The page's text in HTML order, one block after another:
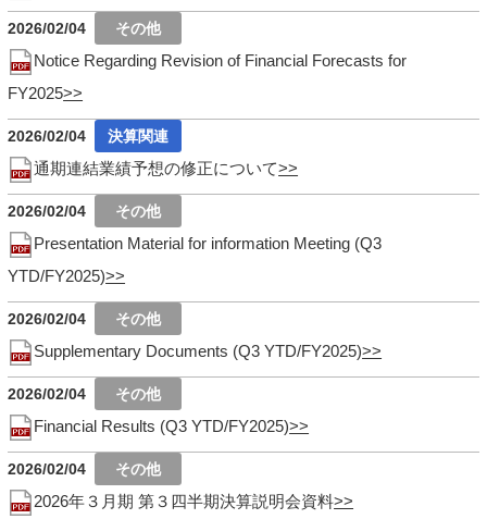
2026/02/04
Notice Regarding Revision of Financial Forecasts for
FY2025
2026/02/04
通期連結業績予想の修正について
2026/02/04
Presentation Material for information Meeting (Q3
YTD/FY2025)
2026/02/04
Supplementary Documents (Q3 YTD/FY2025)
2026/02/04
Financial Results (Q3 YTD/FY2025)
2026/02/04
2026年３月期 第３四半期決算説明会資料